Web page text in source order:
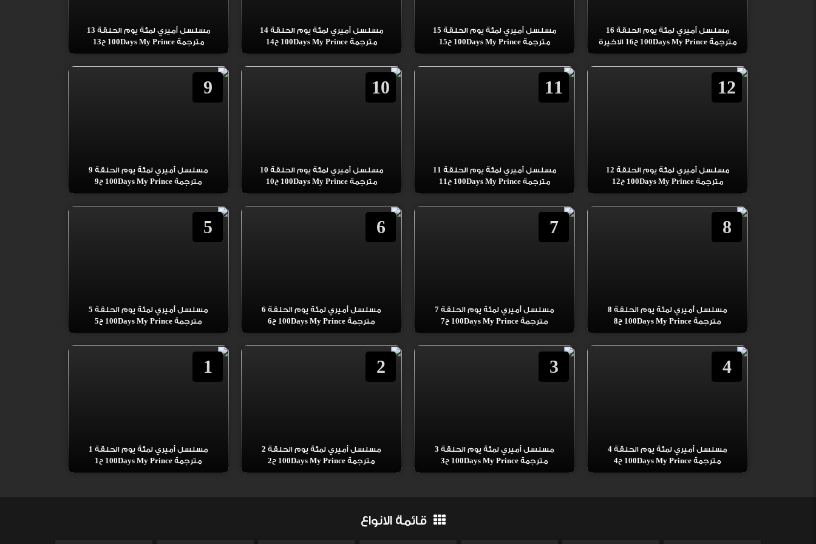
مسلسل أميري لمئة يوم الحلقة 16
مترجمة 100Days My Prince ح16 الاخيرة
مسلسل أميري لمئة يوم الحلقة 15
مترجمة 100Days My Prince ح15
مسلسل أميري لمئة يوم الحلقة 14
مترجمة 100Days My Prince ح14
مسلسل أميري لمئة يوم الحلقة 13
مترجمة 100Days My Prince ح13
12
مسلسل أميري لمئة يوم الحلقة 12
مترجمة 100Days My Prince ح12
11
مسلسل أميري لمئة يوم الحلقة 11
مترجمة 100Days My Prince ح11
10
مسلسل أميري لمئة يوم الحلقة 10
مترجمة 100Days My Prince ح10
9
مسلسل أميري لمئة يوم الحلقة 9
مترجمة 100Days My Prince ح9
8
مسلسل أميري لمئة يوم الحلقة 8
مترجمة 100Days My Prince ح8
7
مسلسل أميري لمئة يوم الحلقة 7
مترجمة 100Days My Prince ح7
6
مسلسل أميري لمئة يوم الحلقة 6
مترجمة 100Days My Prince ح6
5
مسلسل أميري لمئة يوم الحلقة 5
مترجمة 100Days My Prince ح5
4
مسلسل أميري لمئة يوم الحلقة 4
مترجمة 100Days My Prince ح4
3
مسلسل أميري لمئة يوم الحلقة 3
مترجمة 100Days My Prince ح3
2
مسلسل أميري لمئة يوم الحلقة 2
مترجمة 100Days My Prince ح2
1
مسلسل أميري لمئة يوم الحلقة 1
مترجمة 100Days My Prince ح1
قائمة الانواع